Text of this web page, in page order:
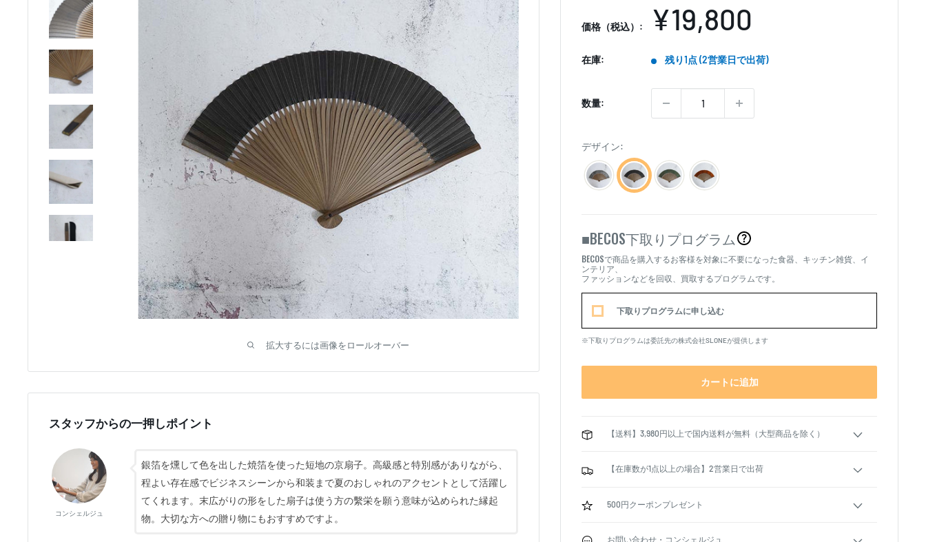
拡大するには画像をロールオーバー
価格（税込）:
販
売
価
格
¥19,800
在庫: 残り1点 (2営業日で出荷)
数量:
デザイン:
■BECOS下取りプログラム
BECOSで商品を購入するお客様を対象に不要になった食器、キッチン雑貨、イ
ンテリア、
ファッションなどを回収、買取するプログラムです。
下取りプログラムに申し込む
※下取りプログラムは委託先の株式会社SLONEが提供します
カートに追加
【送料】3,980円以上で国内送料が無料（大型商品を除く）
【在庫数が1点以上の場合】2営業日で出荷
500円クーポンプレゼント
お問い合わせ・コンシェルジュ
スタッフからの一押しポイント
コンシェルジュ
銀箔を燻して色を出した焼箔を使った短地の京扇子。高級感と特別感がありながら、
程よい存在感でビジネスシーンから和装まで夏のおしゃれのアクセントとして活躍し
てくれます。末広がりの形をした扇子は使う方の繫栄を願う意味が込められた縁起
物。大切な方への贈り物にもおすすめですよ。